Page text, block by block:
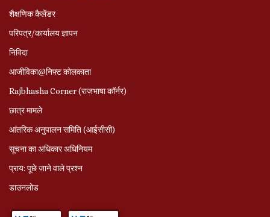
शैक्षणिक कैलेंडर
परिपत्र/कार्यालय ज्ञापन
निविदा
आजीविका@निफ़्ट कोलकाता
Rajbhasha Corner (राजभाषा कॉर्नर)
छात्र मामले
आंतरिक अनुपालन समिति (आईसीसी)
सूचना का अधिकार अधिनियम
प्राय: पूछे जाने वाले प्रश्‍न
डाउनलोड